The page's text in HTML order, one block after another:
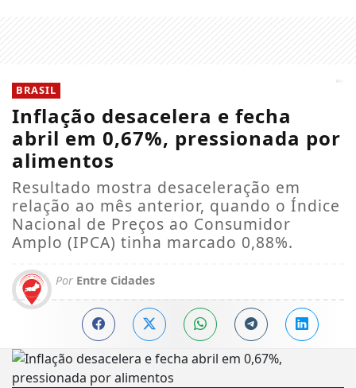
BRASIL
Inflação desacelera e fecha
abril em 0,67%, pressionada por
alimentos
Resultado mostra desaceleração em
relação ao mês anterior, quando o Índice
Nacional de Preços ao Consumidor
Amplo (IPCA) tinha marcado 0,88%.
Por Entre Cidades